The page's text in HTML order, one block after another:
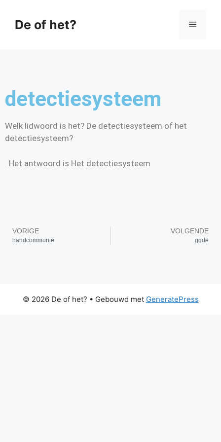
De of het?
detectiesysteem
Welk lidwoord is het? De detectiesysteem of het
detectiesysteem?
. Het antwoord is Het detectiesysteem
VORIGE
handcommunie
VOLGENDE
ggde
© 2026 De of het? • Gebouwd met GeneratePress